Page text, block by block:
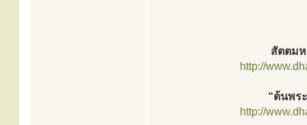
สัตตม
http://
“ต้นพร
http://